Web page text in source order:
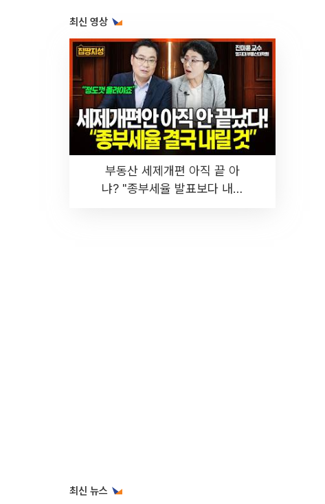
최신 영상
부동산 세제개편 아직 끝 아
냐? "종부세율 발표보다 내릴
최신 뉴스